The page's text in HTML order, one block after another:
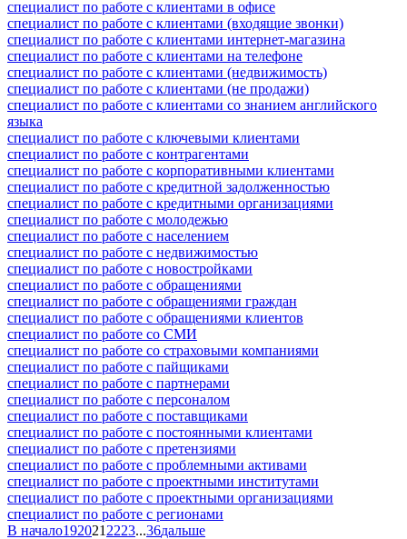
специалист по работе с клиентами в офисе
специалист по работе с клиентами (входящие звонки)
специалист по работе с клиентами интернет-магазина
специалист по работе с клиентами на телефоне
специалист по работе с клиентами (недвижимость)
специалист по работе с клиентами (не продажи)
специалист по работе с клиентами со знанием английского
языка
специалист по работе с ключевыми клиентами
специалист по работе с контрагентами
специалист по работе с корпоративными клиентами
специалист по работе с кредитной задолженностью
специалист по работе с кредитными организациями
специалист по работе с молодежью
специалист по работе с населением
специалист по работе с недвижимостью
специалист по работе с новостройками
специалист по работе с обращениями
специалист по работе с обращениями граждан
специалист по работе с обращениями клиентов
специалист по работе со СМИ
специалист по работе со страховыми компаниями
специалист по работе с пайщиками
специалист по работе с партнерами
специалист по работе с персоналом
специалист по работе с поставщиками
специалист по работе с постоянными клиентами
специалист по работе с претензиями
специалист по работе с проблемными активами
специалист по работе с проектными институтами
специалист по работе с проектными организациями
специалист по работе с регионами
В начало192021 2223...36дальше